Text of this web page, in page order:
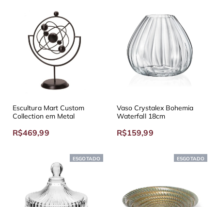
Escultura Mart Custom
Collection em Metal
R$469,99
Vaso Crystalex Bohemia
Waterfall 18cm
R$159,99
ESGOTADO ESGOTADO